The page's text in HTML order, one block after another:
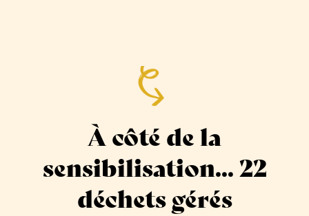
À côté de la
sensibilisation... 22
déchets gérés